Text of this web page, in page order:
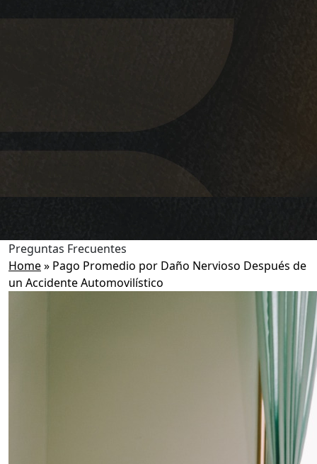
Preguntas Frecuentes
Home» Pago Promedio por Daño Nervioso Después de
un Accidente Automovilístico